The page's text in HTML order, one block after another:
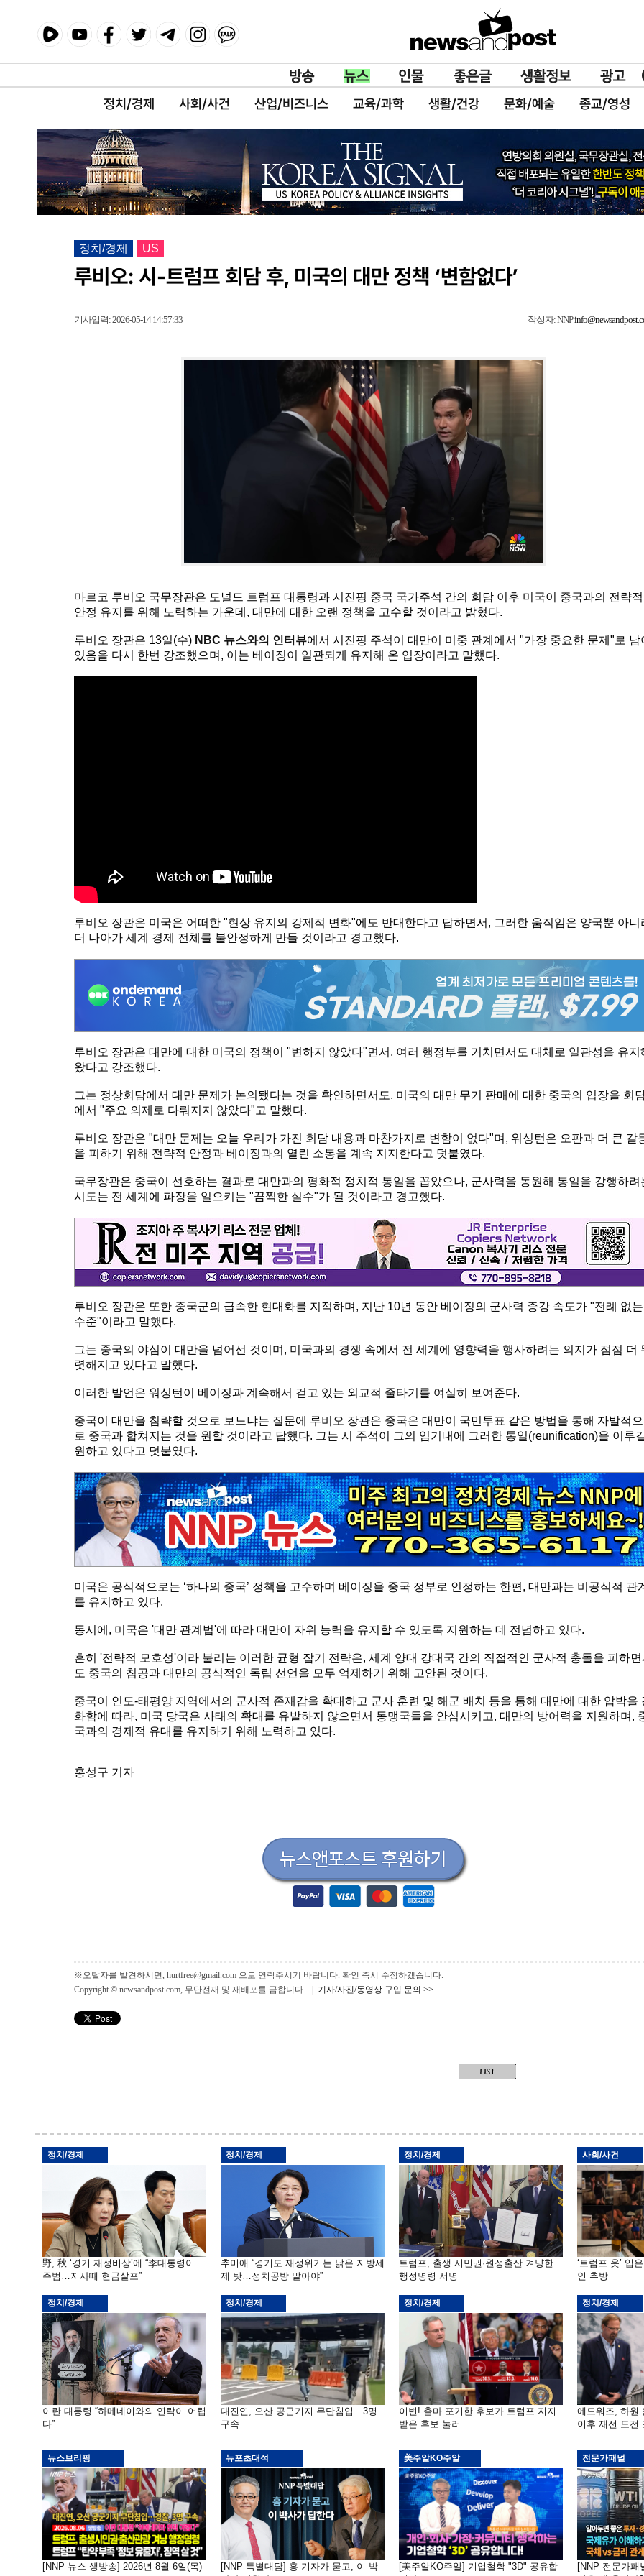
정치/경제 사회/사건 산업/비즈니스 교육/과학 생활/건강 문화/예술 종교/영성
정치/경제 US
루비오: 시-트럼프 회담 후, 미국의 대만 정책 ‘변함없다’
기사입력: 2026-05-14 14:57:33 작성자: NNP
마르코 루비오 국무장관은 도널드 트럼프 대통령과 시진핑 중국 국가주석 간의 회담 이후 미국이 중국과의 전략적
안정 유지를 위해 노력하는 가운데, 대만에 대한 오랜 정책을 고수할 것이라고 밝혔다.
루비오 장관은 13일(수) NBC 뉴스와의 인터뷰에서 시진핑 주석이 대만이 미중 관계에서 "가장 중요한 문제"로 남
있음을 다시 한번 강조했으며, 이는 베이징이 일관되게 유지해 온 입장이라고 말했다.
루비오 장관은 미국은 어떠한 "현상 유지의 강제적 변화"에도 반대한다고 답하면서, 그러한 움직임은 양국뿐 아니
더 나아가 세계 경제 전체를 불안정하게 만들 것이라고 경고했다.
루비오 장관은 대만에 대한 미국의 정책이 "변하지 않았다"면서, 여러 행정부를 거치면서도 대체로 일관성을 유지
왔다고 강조했다.
그는 정상회담에서 대만 문제가 논의됐다는 것을 확인하면서도, 미국의 대만 무기 판매에 대한 중국의 입장을 회
에서 "주요 의제로 다뤄지지 않았다"고 말했다.
루비오 장관은 "대만 문제는 오늘 우리가 가진 회담 내용과 마찬가지로 변함이 없다"며, 워싱턴은 오판과 더 큰 갈
을 피하기 위해 전략적 안정과 베이징과의 열린 소통을 계속 지지한다고 덧붙였다.
국무장관은 중국이 선호하는 결과로 대만과의 평화적 정치적 통일을 꼽았으나, 군사력을 동원해 통일을 강행하려
시도는 전 세계에 파장을 일으키는 "끔찍한 실수"가 될 것이라고 경고했다.
루비오 장관은 또한 중국군의 급속한 현대화를 지적하며, 지난 10년 동안 베이징의 군사력 증강 속도가 "전례 없는
수준"이라고 말했다.
그는 중국의 야심이 대만을 넘어선 것이며, 미국과의 경쟁 속에서 전 세계에 영향력을 행사하려는 의지가 점점 더
렷해지고 있다고 말했다.
이러한 발언은 워싱턴이 베이징과 계속해서 걷고 있는 외교적 줄타기를 여실히 보여준다.
중국이 대만을 침략할 것으로 보느냐는 질문에 루비오 장관은 중국은 대만이 국민투표 같은 방법을 통해 자발적으
로 중국과 합쳐지는 것을 원할 것이라고 답했다. 그는 시 주석이 그의 임기내에 그러한 통일(reunification)을 이루
원하고 있다고 덧붙였다.
미국은 공식적으로는 ‘하나의 중국’ 정책을 고수하며 베이징을 중국 정부로 인정하는 한편, 대만과는 비공식적 관
를 유지하고 있다.
동시에, 미국은 '대만 관계법'에 따라 대만이 자위 능력을 유지할 수 있도록 지원하는 데 전념하고 있다.
흔히 '전략적 모호성'이라 불리는 이러한 균형 잡기 전략은, 세계 양대 강대국 간의 직접적인 군사적 충돌을 피하면
도 중국의 침공과 대만의 공식적인 독립 선언을 모두 억제하기 위해 고안된 것이다.
중국이 인도-태평양 지역에서의 군사적 존재감을 확대하고 군사 훈련 및 해군 배치 등을 통해 대만에 대한 압박을
화함에 따라, 미국 당국은 사태의 확대를 유발하지 않으면서 동맹국들을 안심시키고, 대만의 방어력을 지원하며,
국과의 경제적 유대를 유지하기 위해 노력하고 있다.
홍성구 기자
※오탈자를 발견하시면, hurtfree@gmail.com 으로 연락주시기 바랍니다. 확인 즉시 수정하겠습니다.
Copyright © newsandpost.com, 무단전재 및 재배포를 금합니다. | 기사/사진/동영상 구입 문의 >>
정치/경제
野, 秋 ‘경기 재정비상’에 “李대통령이
주범…지사때 현금살포”
정치/경제
추미애 “경기도 재정위기는 낡은 지방세
제 탓…정치공방 말아야”
정치/경제
트럼프, 출생 시민권·원정출산 겨냥한
행정명령 서명
사회/사건
‘트럼프 옷’ 입
인 추방
정치/경제
이란 대통령 “하메네이와의 연락이 어렵
다”
정치/경제
대진연, 오산 공군기지 무단침입…3명
구속
정치/경제
이변! 출마 포기한 후보가 트럼프 지지
받은 후보 눌러
정치/경제
에드워즈, 하원
이후 재선 도전
뉴스브리핑
[NNP 뉴스 생방송] 2026년 8월 6일(목)
뉴포초대석
[NNP 특별대담] 홍 기자가 묻고, 이 박
美주알KO주알
[美주알KO주알] 기업철학 "3D" 공유합
전문가패널
[NNP 전문가패